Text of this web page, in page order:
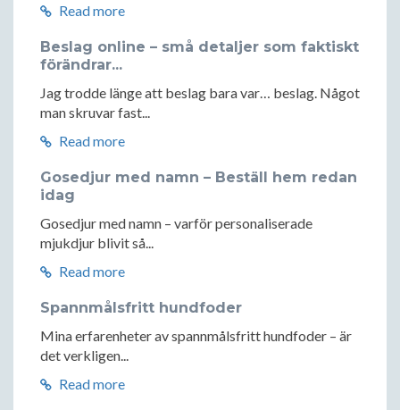
Read more
Beslag online – små detaljer som faktiskt
förändrar...
Jag trodde länge att beslag bara var… beslag. Något
man skruvar fast...
Read more
Gosedjur med namn – Beställ hem redan
idag
Gosedjur med namn – varför personaliserade
mjukdjur blivit så...
Read more
Spannmålsfritt hundfoder
Mina erfarenheter av spannmålsfritt hundfoder – är
det verkligen...
Read more